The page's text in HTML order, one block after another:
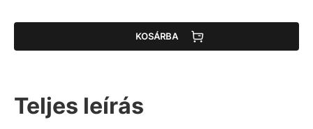
KOSÁRBA
Teljes leírás